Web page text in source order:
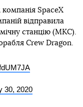
SpaceX
відправила
станцію (МКС).
Crew Dragon.
30, 2020